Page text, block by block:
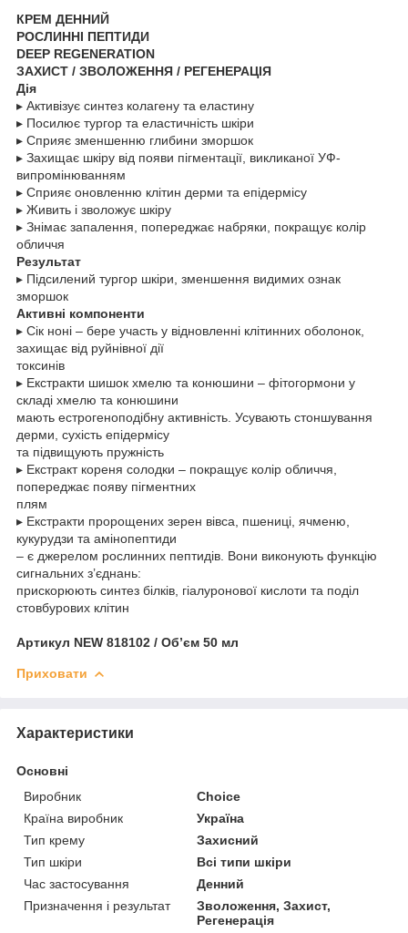
КРЕМ ДЕННИЙ
РОСЛИННІ ПЕПТИДИ
DEEP REGENERATION
ЗАХИСТ / ЗВОЛОЖЕННЯ / РЕГЕНЕРАЦІЯ
Дія
▸ Активізує синтез колагену та еластину
▸ Посилює тургор та еластичність шкіри
▸ Сприяє зменшенню глибини зморшок
▸ Захищає шкіру від появи пігментації, викликаної УФ-
випромінюванням
▸ Сприяє оновленню клітин дерми та епідермісу
▸ Живить і зволожує шкіру
▸ Знімає запалення, попереджає набряки, покращує колір
обличчя
Результат
▸ Підсилений тургор шкіри, зменшення видимих ознак
зморшок
Активні компоненти
▸ Сік ноні – бере участь у відновленні клітинних оболонок,
захищає від руйнівної дії
токсинів
▸ Екстракти шишок хмелю та конюшини – фітогормони у
складі хмелю та конюшини
мають естрогеноподібну активність. Усувають стоншування
дерми, сухість епідермісу
та підвищують пружність
▸ Екстракт кореня солодки – покращує колір обличчя,
попереджає появу пігментних
плям
▸ Екстракти пророщених зерен вівса, пшениці, ячменю,
кукурудзи та амінопептиди
– є джерелом рослинних пептидів. Вони виконують функцію
сигнальних з’єднань:
прискорюють синтез білків, гіалуронової кислоти та поділ
стовбурових клітин
Артикул NEW 818102 / Об’єм 50 мл
Приховати
Характеристики
Основні
Виробник
Choice
Країна виробник
Україна
Тип крему
Захисний
Тип шкіри
Всі типи шкіри
Час застосування
Денний
Призначення і результат
Зволоження, Захист,
Регенерація